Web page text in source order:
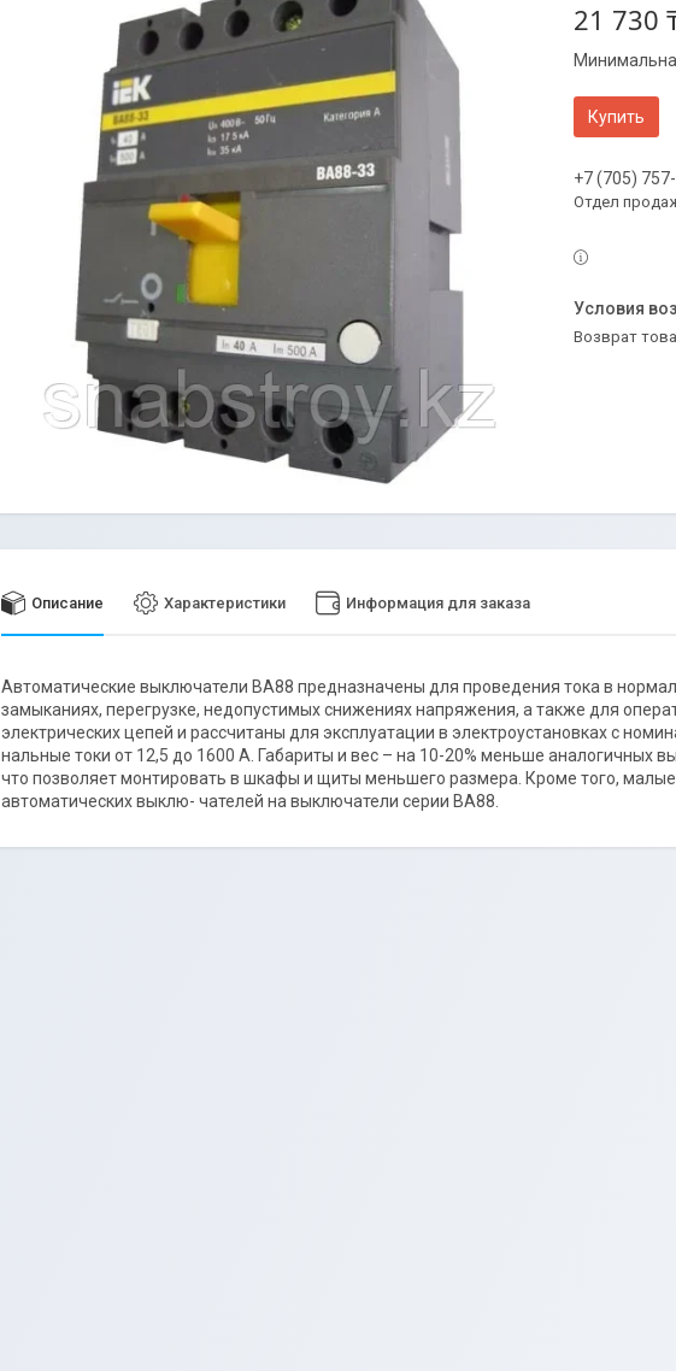
21 730
Купить
+7 (705)
Отдел
возврат
Описание Характеристики Информация для заказа
Автоматические выключатели ВА88 предназначены для проведения тока в
замыканиях, перегрузке, недопустимых снижениях напряжения, а также для
электрических цепей и рассчитаны для эксплуатации в электроустановках с
нальные токи от 12,5 до 1600 А. Габариты и вес – на 10-20% меньше аналогичных
что позволяет монтировать в шкафы и щиты меньшего размера. Кроме того,
автоматических выклю- чателей на выключатели серии ВА88.